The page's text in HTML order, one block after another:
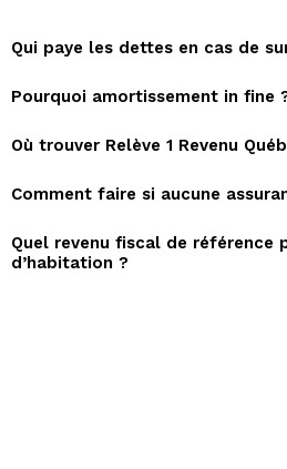
Qui paye les dettes en cas de
Pourquoi amortissement in fine
Où trouver Relève 1 Revenu
Comment faire si aucune
Quel revenu fiscal de référence
d’habitation ?